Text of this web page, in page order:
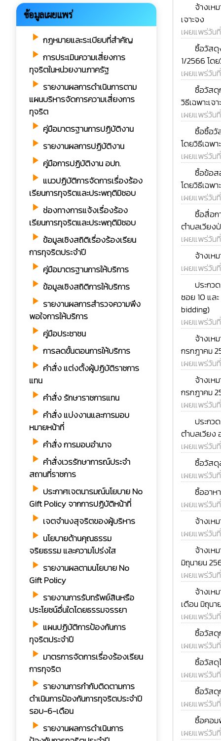
ข้อมูลเผยแพร่
play_arrow กฎหมายและระเบียบที่สำคัญ
play_arrow การประเมินความเสี่ยงการ
ทุจริตในหน่วยงานภาครัฐ
play_arrow รายงานผลการดำเนินการตาม
แผนบริหารจัดการความเสี่ยงการ
ทุจริต
play_arrow คู่มือมาตรฐานการปฏิบัติงาน
play_arrow รายงานผลการปฏิบัติงาน
play_arrow คู่มือการปฏิบัติงาน อปท.
play_arrow แนวปฏิบัติการจัดการเรื่องร้อง
เรียนการทุจริตและประพฤติมิชอบ
play_arrow ช่องทางการแจ้งเรื่องร้อง
เรียนการทุจริตและประพฤติมิชอบ
play_arrow ข้อมูลเชิงสถิติเรื่องร้องเรียน
การทุจริตประจำปี
play_arrow คู่มือมาตรฐานการให้บริการ
play_arrow ข้อมูลเชิงสถิติการให้บริการ
play_arrow รายงานผลการสำรวจความพึง
พอใจการให้บริการ
play_arrow คู่มือประชาชน
play_arrow การลดขั้นตอนการให้บริการ
play_arrow คำสั่ง แต่งตั้งผู้ปฏิบัติราชการ
แทน
play_arrow คำสั่ง รักษาราชการแทน
play_arrow คำสั่ง แบ่งงานและการมอบ
หมายหน้าที่
play_arrow คำสั่ง การมอบอำนาจ
play_arrow คำสั่งเวรรักษาการณ์ประจำ
สถานที่ราชการ
play_arrow ประกาศเจตนารมณ์นโยบาย No
Gift Policy จากการปฏิบัติหน้าที่
play_arrow เจตจำนงสุจริตของผู้บริหาร
play_arrow นโยบายด้านคุณธรรม
จริยธรรม และความโปร่งใส
play_arrow รายงานผลตามนโยบาย No
Gift Policy
play_arrow รายงานการรับทรัพย์สินหรือ
ประโยชน์อื่นใดโดยธรรมจรรยา
play_arrow แผนปฏิบัติการป้องกันการ
ทุจริตประจำปี
play_arrow มาตรการจัดการเรื่องร้องเรียน
การทุจริต
play_arrow รายงานการกำกับติดตามการ
ดำเนินการป้องกันการทุจริตประจำปี
รอบ-6-เดือน
play_arrow รายงานผลการดำเนินการ
จ้างเห
เจาะจง
เผยแพร่วัน
ซื้อวัสดุ
1/2566 โดย
เผยแพร่วัน
ซื้อวัสดุ
วิธีเฉพาะเจ
เผยแพร่วัน
ซื้อซื้อวั
โดยวิธีเฉพา
เผยแพร่วัน
ซื้อข้อส
โดยวิธีเฉพา
เผยแพร่วัน
ซื้อสื่อก
ตำบลเวียง
เผยแพร่วัน
จ้างเห
เผยแพร่วัน
ประกว
ซอย 10 แล
bidding)
เผยแพร่วัน
จ้างเห
กรกฎาคม
เผยแพร่วัน
จ้างเห
กรกฎาคม
เผยแพร่วัน
ประกว
ตำบลเวียง
เผยแพร่วัน
ซื้อวัสดุ
เผยแพร่วัน
ซื้ออาห
เผยแพร่วัน
จ้างเห
เผยแพร่วัน
จ้างเห
มิถุนายน
เผยแพร่วัน
จ้างเห
เดือน มิถุนา
เผยแพร่วัน
ซื้อวัสดุ
เผยแพร่วัน
ซื้อวัสดุ
เผยแพร่วัน
ซื้อวัสดุ
เผยแพร่วัน
ซื้อคอม
เผยแพร่วัน